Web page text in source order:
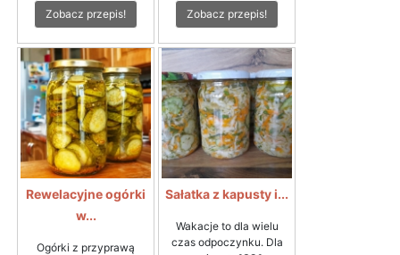
Zobacz przepis! Zobacz przepis!
Rewelacyjne ogórki
w...
Ogórki z przyprawą
Sałatka z kapusty i...
Wakacje to dla wielu
czas odpoczynku. Dla